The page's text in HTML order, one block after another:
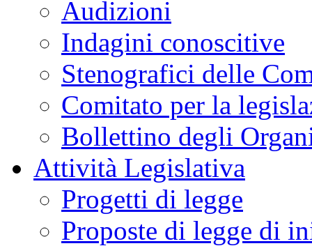
Audizioni
Indagini conoscitive
Stenografici delle
Comitato per la
Bollettino degli
Attività Legislativa
Progetti di legge
Proposte di legge di